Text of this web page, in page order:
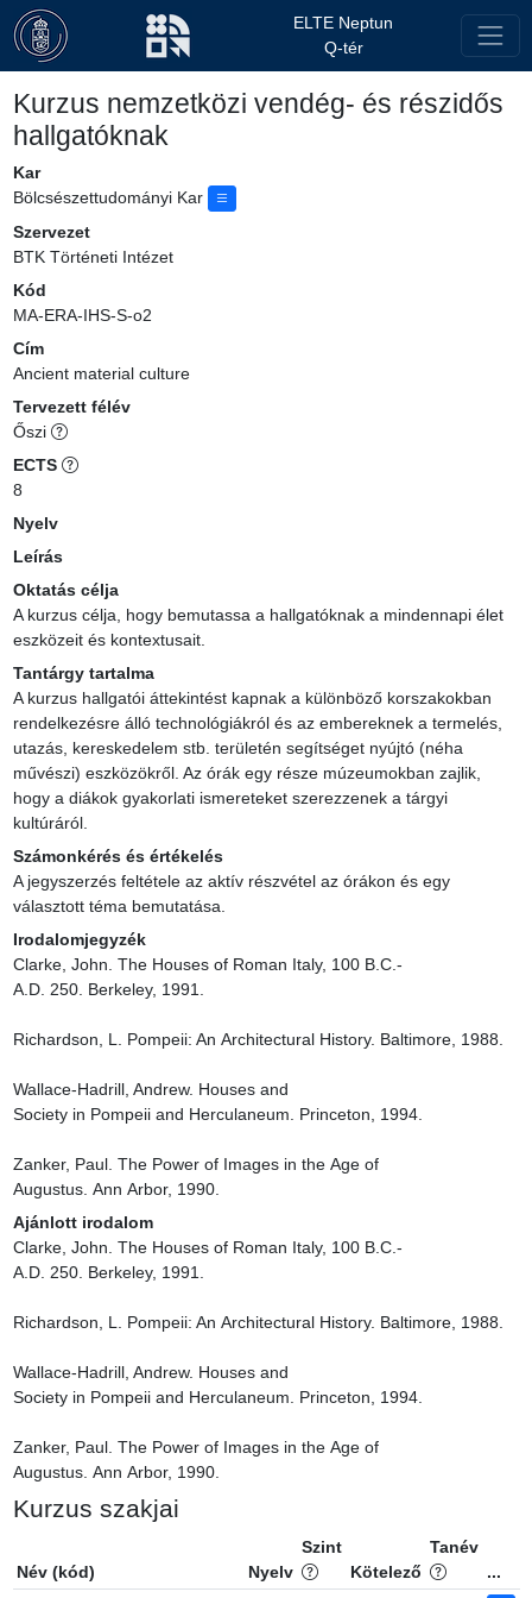
ELTE Neptun
Q-tér
Kurzus nemzetközi vendég- és részidős
hallgatóknak
Kar
Bölcsészettudományi Kar
Szervezet
BTK Történeti Intézet
Kód
MA-ERA-IHS-S-o2
Cím
Ancient material culture
Tervezett félév
Őszi
ECTS
8
Nyelv
Leírás
Oktatás célja
A kurzus célja, hogy bemutassa a hallgatóknak a mindennapi élet
eszközeit és kontextusait.
Tantárgy tartalma
A kurzus hallgatói áttekintést kapnak a különböző korszakokban
rendelkezésre álló technológiákról és az embereknek a termelés,
utazás, kereskedelem stb. területén segítséget nyújtó (néha
művészi) eszközökről. Az órák egy része múzeumokban zajlik,
hogy a diákok gyakorlati ismereteket szerezzenek a tárgyi
kultúráról.
Számonkérés és értékelés
A jegyszerzés feltétele az aktív részvétel az órákon és egy
választott téma bemutatása.
Irodalomjegyzék
Clarke, John. The Houses of Roman Italy, 100 B.C.-
A.D. 250. Berkeley, 1991.
Richardson, L. Pompeii: An Architectural History. Baltimore, 1988.
Wallace-Hadrill, Andrew. Houses and
Society in Pompeii and Herculaneum. Princeton, 1994.
Zanker, Paul. The Power of Images in the Age of
Augustus. Ann Arbor, 1990.
Ajánlott irodalom
Clarke, John. The Houses of Roman Italy, 100 B.C.-
A.D. 250. Berkeley, 1991.
Richardson, L. Pompeii: An Architectural History. Baltimore, 1988.
Wallace-Hadrill, Andrew. Houses and
Society in Pompeii and Herculaneum. Princeton, 1994.
Zanker, Paul. The Power of Images in the Age of
Augustus. Ann Arbor, 1990.
Kurzus szakjai
Név (kód) Nyelv
Szint
Kötelező
Tanév
...